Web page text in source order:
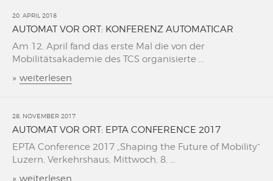
20. APRIL 2018
AUTOMAT VOR ORT: KONFERENZ AUTOMATICAR
Am 12. April fand das erste Mal die von der
Mobilitätsakademie des TCS organisierte ...
» weiterlesen
28. NOVEMBER 2017
AUTOMAT VOR ORT: EPTA CONFERENCE 2017
EPTA Conference 2017 „Shaping the Future of Mobility“
Luzern, Verkehrshaus, Mittwoch, 8. ...
» weiterlesen